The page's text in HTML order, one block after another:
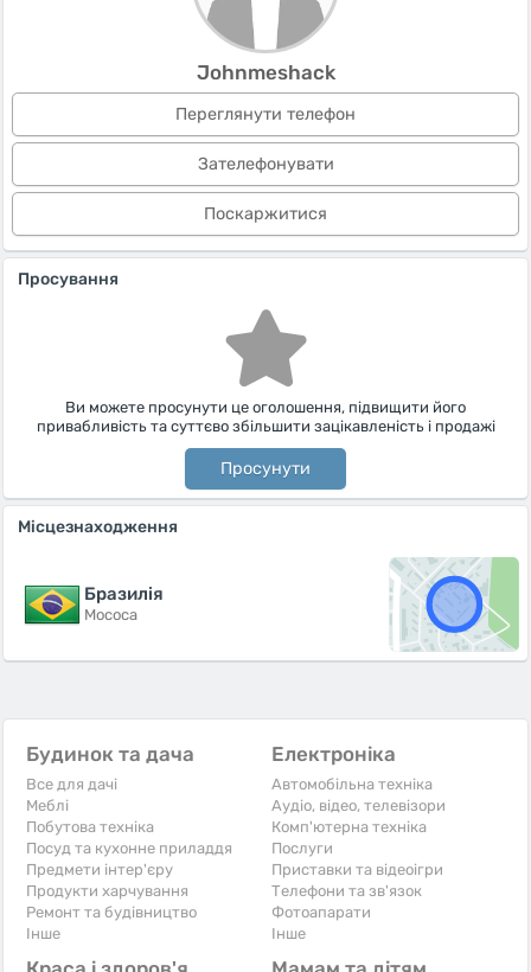
Johnmeshack
Переглянути телефон
Зателефонувати
Поскаржитися
Просування
Ви можете просунути це оголошення, підвищити його
привабливість та суттєво збільшити зацікавленість і продажі
Просунути
Місцезнаходження
Бразилiя
Mococa
Будинок та дача
Все для дачі
Меблі
Побутова техніка
Посуд та кухонне приладдя
Предмети інтер'єру
Продукти харчування
Ремонт та будівництво
Iнше
Електроніка
Автомобільна техніка
Аудіо, відео, телевізори
Комп'ютерна техніка
Послуги
Приставки та відеоігри
Телефони та зв'язок
Фотоапарати
Iнше